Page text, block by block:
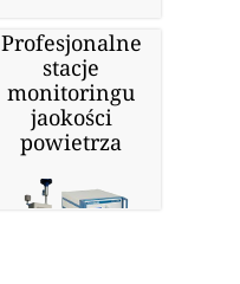
Profesjonalne
stacje
monitoringu
jaokości
powietrza